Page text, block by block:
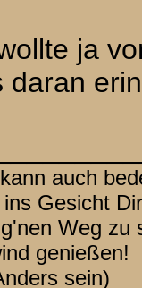
ja
daran
auch
Gesicht
Weg zu
genießen!
sein)